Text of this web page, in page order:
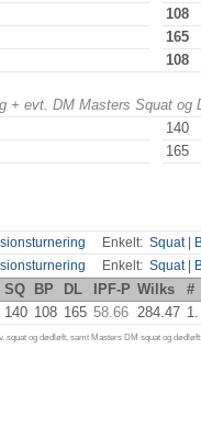
108
165
108
+ evt. DM Masters Squat
140
165
Enkelt: Squat|
Enkelt: Squat|
SQ BP DL IPF-P Wilks
#
140 108 165 58.66 284.47 1.
og dødløft, samt Masters DM squat og